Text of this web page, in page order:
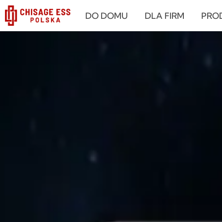
跳
内
DO DOMU DLA FIRM